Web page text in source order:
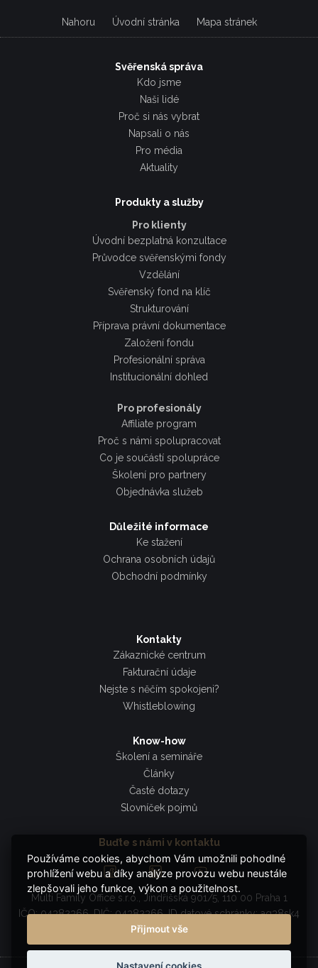
Nahoru Úvodní stránka Mapa stránek
Svěřenská správa
Kdo jsme
Naši lidé
Proč si nás vybrat
Napsali o nás
Pro média
Aktuality
Produkty a služby
Pro klienty
Úvodní bezplatná konzultace
Průvodce svěřenskými fondy
Vzdělání
Svěřenský fond na klíč
Strukturování
Příprava právní dokumentace
Založení fondu
Profesionální správa
Institucionální dohled
Pro profesionály
Affiliate program
Proč s námi spolupracovat
Co je součástí spolupráce
Školení pro partnery
Objednávka služeb
Důležité informace
Ke stažení
Ochrana osobních údajů
Obchodní podmínky
Kontakty
Zákaznické centrum
Fakturační údaje
Nejste s něčím spokojeni?
Whistleblowing
Know-how
Školení a semináře
Články
Časté dotazy
Slovníček pojmů
Buďte s námi v kontaktu
Multi Family Office s.r.o., Jindřišská 901/5, 110 00 Praha 1
IČO: 04382366, DIČ: 04382366, ID datové schránky: ag38sk4
Používáme cookies, abychom Vám umožnili pohodlné
prohlížení webu a díky analýze provozu webu neustále
zlepšovali jeho funkce, výkon a použitelnost.
Přijmout vše